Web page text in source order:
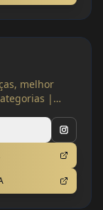
melhor
|